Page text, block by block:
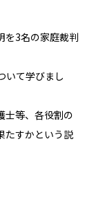
を3名の家庭裁判
いて学びまし
士等、各役割の
たすかという説